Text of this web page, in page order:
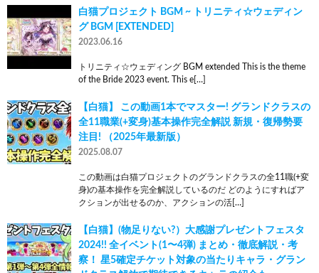
白猫プロジェクト BGM ~ トリニティ☆ウェディン
グ BGM [EXTENDED]
2023.06.16
トリニティ☆ウェディング BGM extended This is the theme
of the Bride 2023 event. This e[…]
【白猫】 この動画1本でマスター! グランドクラスの
全11職業(+変身)基本操作完全解説 新規・復帰勢要
注目! （2025年最新版）
2025.08.07
この動画は白猫プロジェクトのグランドクラスの全11職(+変
身)の基本操作を完全解説しているのだ どのようにすればア
クションが出せるのか、アクションの活[…]
【白猫】(物足りない?）大感謝プレゼントフェスタ
2024!! 全イベント(1〜4弾) まとめ・徹底解説・考
察！ 星5確定チケット対象の当たりキャラ・グラン